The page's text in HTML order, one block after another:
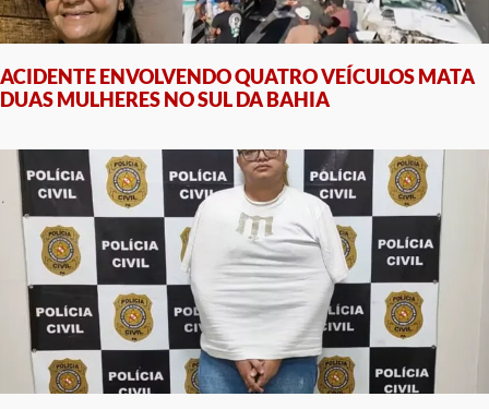
ACIDENTE ENVOLVENDO QUATRO VEÍCULOS MATA
DUAS MULHERES NO SUL DA BAHIA